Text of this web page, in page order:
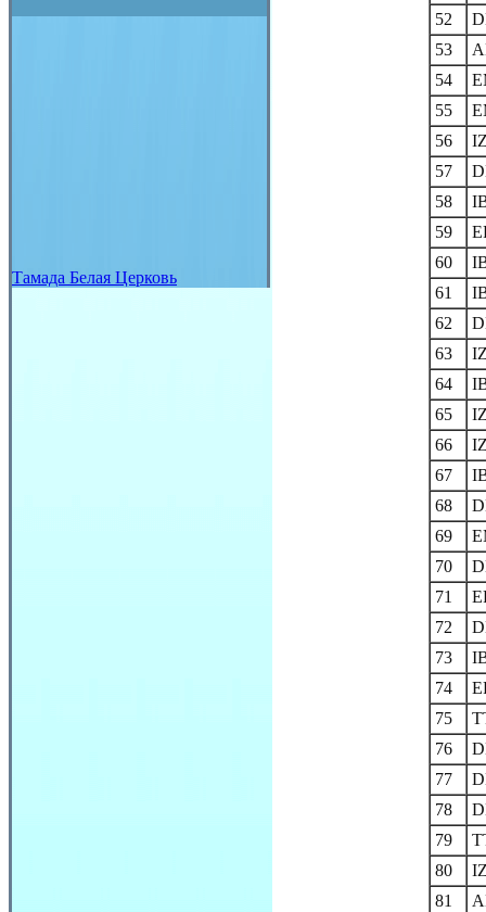
Тамада Белая Церковь
52
53
54
55
56
57
58
59
60
61
62
63
64
65
66
67
68
69
70
71
72
73
74
75
76
77
78
79
80
81